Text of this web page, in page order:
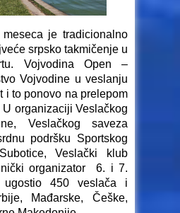
je tradicionalno
srpsko takmičenje u
Vojvodina Open –
Vojvodine u veslanju
i to ponovo na prelepom
organizaciji Veslačkog
Veslačkog saveza
podršku Sportskog
Veslački klub
organizator 6. i 7.
450 veslača i
Mađarske, Češke,